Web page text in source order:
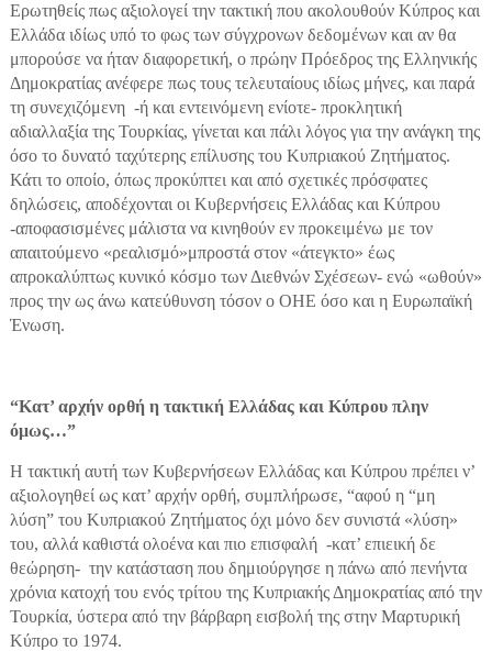
Ερωτηθείς πως αξιολογεί την τακτική που ακολουθούν Κύπρος και
Ελλάδα ιδίως υπό το φως των σύγχρονων δεδομένων και αν θα
μπορούσε να ήταν διαφορετική, ο πρώην Πρόεδρος της Ελληνικής
Δημοκρατίας ανέφερε πως τους τελευταίους ιδίως μήνες, και παρά
τη συνεχιζόμενη -ή και εντεινόμενη ενίοτε- προκλητική
αδιαλλαξία της Τουρκίας, γίνεται και πάλι λόγος για την ανάγκη της
όσο το δυνατό ταχύτερης επίλυσης του Κυπριακού Ζητήματος.
Κάτι το οποίο, όπως προκύπτει και από σχετικές πρόσφατες
δηλώσεις, αποδέχονται οι Κυβερνήσεις Ελλάδας και Κύπρου
-αποφασισμένες μάλιστα να κινηθούν εν προκειμένω με τον
απαιτούμενο «ρεαλισμό»μπροστά στον «άτεγκτο» έως
απροκαλύπτως κυνικό κόσμο των Διεθνών Σχέσεων- ενώ «ωθούν»
προς την ως άνω κατεύθυνση τόσον ο ΟΗΕ όσο και η Ευρωπαϊκή
Ένωση.
“Κατ’ αρχήν ορθή η τακτική Ελλάδας και Κύπρου πλην
όμως…”
Η τακτική αυτή των Κυβερνήσεων Ελλάδας και Κύπρου πρέπει ν’
αξιολογηθεί ως κατ’ αρχήν ορθή, συμπλήρωσε, “αφού η “μη
λύση” του Κυπριακού Ζητήματος όχι μόνο δεν συνιστά «λύση»
του, αλλά καθιστά ολοένα και πιο επισφαλή -κατ’ επιεική δε
θεώρηση- την κατάσταση που δημιούργησε η πάνω από πενήντα
χρόνια κατοχή του ενός τρίτου της Κυπριακής Δημοκρατίας από την
Τουρκία, ύστερα από την βάρβαρη εισβολή της στην Μαρτυρική
Κύπρο το 1974.